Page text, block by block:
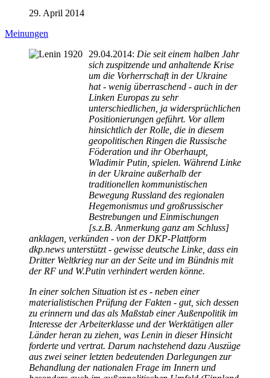
29. April 2014
Meinungen
29.04.2014: Die seit einem halben Jahr
sich zuspitzende und anhaltende Krise
um die Vorherrschaft in der Ukraine
hat - wenig überraschend - auch in der
Linken Europas zu sehr
unterschiedlichen, ja widersprüchlichen
Positionierungen geführt. Vor allem
hinsichtlich der Rolle, die in diesem
geopolitischen Ringen die Russische
Föderation und ihr Oberhaupt,
Wladimir Putin, spielen. Während Linke
in der Ukraine außerhalb der
traditionellen kommunistischen
Bewegung Russland des regionalen
Hegemonismus und großrussischer
Bestrebungen und Einmischungen
[s.z.B. Anmerkung ganz am Schluss]
anklagen, verkünden - von der DKP-Plattform
dkp.news unterstützt - gewisse deutsche Linke, dass ein
Dritter Weltkrieg nur an der Seite und im Bündnis mit
der RF und W.Putin verhindert werden könne.
In einer solchen Situation ist es - neben einer
materialistischen Prüfung der Fakten - gut, sich dessen
zu erinnern und das als Maßstab einer Außenpolitik im
Interesse der Arbeiterklasse und der Werktätigen aller
Länder heran zu ziehen, was Lenin in dieser Hinsicht
forderte und vertrat. Darum nachstehend dazu Auszüge
aus zwei seiner letzten bedeutenden Darlegungen zur
Behandlung der nationalen Frage im Innern und